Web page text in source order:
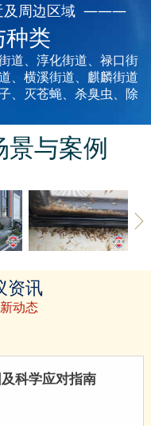
及周边区域 ———
类
道、淳化街道、禄口街
、横溪街道、麒麟街道
、灭苍蝇、杀臭虫、除
与案例
江宁区家具
资讯
动态
科学应对指南